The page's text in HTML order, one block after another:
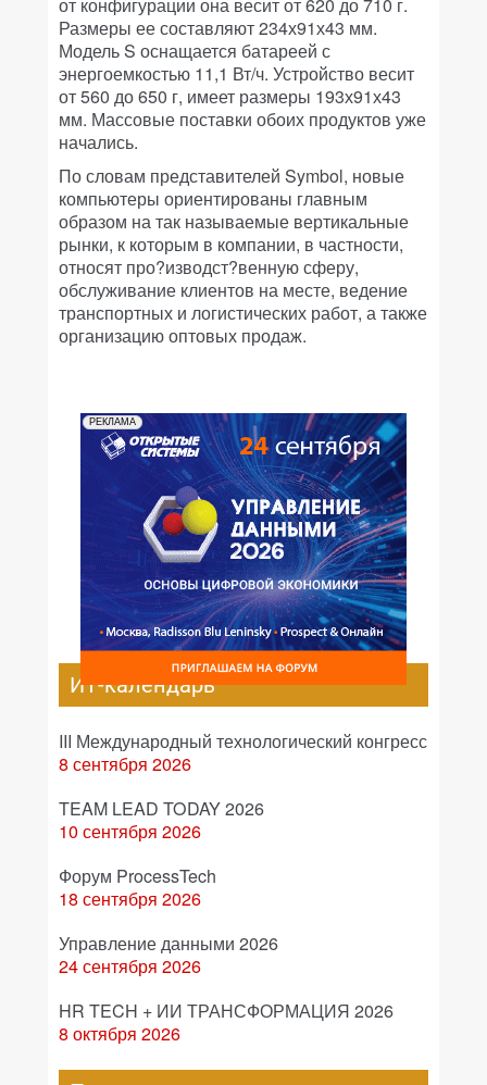
Размеры ее составляют 234х91х43 мм.
Модель S оснащается батареей с
энергоемкостью 11,1 Вт/ч. Устройство весит
от 560 до 650 г, имеет размеры 193х91х43
мм. Массовые поставки обоих продуктов уже
начались.
По словам представителей Symbol, новые
компьютеры ориентированы главным
образом на так называемые вертикальные
рынки, к которым в компании, в частности,
относят про?изводст?венную сферу,
обслуживание клиентов на месте, ведение
транспортных и логистических работ, а также
организацию оптовых продаж.
РЕКЛАМА
ИТ-календарь
III Международный технологический конгресс
8 сентября 2026
TEAM LEAD TODAY 2026
10 сентября 2026
Форум ProcessTech
18 сентября 2026
Управление данными 2026
24 сентября 2026
HR TECH + ИИ ТРАНСФОРМАЦИЯ 2026
8 октября 2026